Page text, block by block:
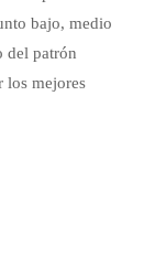
bajo, medio
del patrón
los mejores